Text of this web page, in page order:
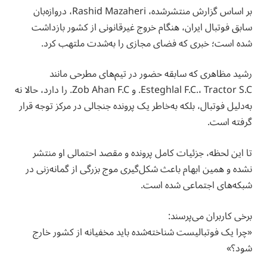
بر اساس گزارش منتشرشده، Rashid Mazaheri، دروازه‌بان
سابق فوتبال ایران، هنگام خروج غیرقانونی از کشور بازداشت
شده است؛ خبری که فضای مجازی را به‌شدت ملتهب کرد.
رشید مظاهری که سابقه حضور در تیم‌های مطرحی مانند
Esteghlal F.C.، Tractor S.C. و Zob Ahan F.C. را دارد، حالا نه
به‌دلیل فوتبال، بلکه به‌خاطر یک پرونده جنجالی در مرکز توجه قرار
گرفته است.
تا این لحظه، جزئیات کامل پرونده و مقصد احتمالی او منتشر
نشده و همین ابهام باعث شکل‌گیری موج بزرگی از گمانه‌زنی در
شبکه‌های اجتماعی شده است.
برخی کاربران می‌پرسند:
«چرا یک فوتبالیست شناخته‌شده باید مخفیانه از کشور خارج
شود؟»